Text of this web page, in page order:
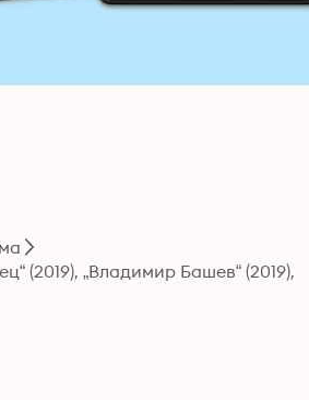
(2019), „Владимир Башев“ (2019),